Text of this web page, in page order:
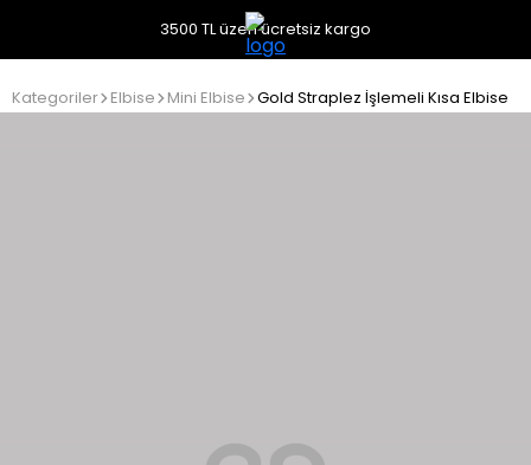
3500 TL üzeri ücretsiz kargo
Kategoriler Elbise Mini Elbise Gold Straplez İşlemeli Kısa Elbise